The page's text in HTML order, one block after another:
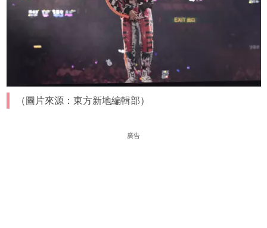
（圖片來源：東方新地編輯部）
廣告